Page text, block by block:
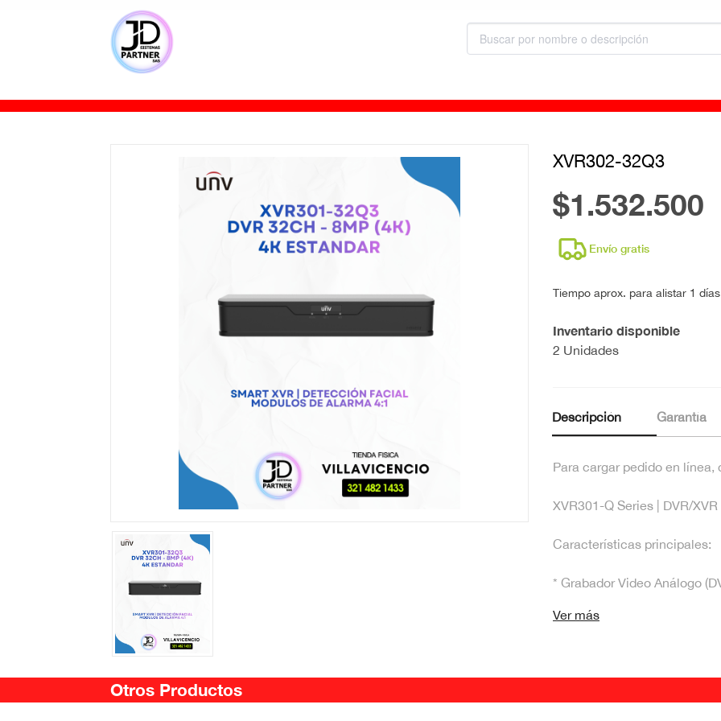
XVR302-32Q3
$1.532.500
Envío gratis
Tiempo aprox. para alistar 1 días
Inventario disponible
2 Unidades
Descripción Garantía
Para cargar pedido en
XVR301-Q Series | DVR/
Características principales:
* Grabador Video Análogo
Ver más
Otros Productos